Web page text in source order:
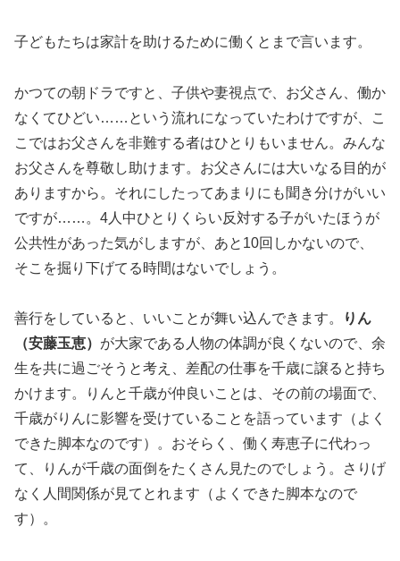
子どもたちは家計を助けるために働くとまで言います。
かつての朝ドラですと、子供や妻視点で、お父さん、働か
なくてひどい……という流れになっていたわけですが、こ
こではお父さんを非難する者はひとりもいません。みんな
お父さんを尊敬し助けます。お父さんには大いなる目的が
ありますから。それにしたってあまりにも聞き分けがいい
ですが……。4人中ひとりくらい反対する子がいたほうが
公共性があった気がしますが、あと10回しかないので、
そこを掘り下げてる時間はないでしょう。
善行をしていると、いいことが舞い込んできます。
りん
（安藤玉恵） が大家である人物の体調が良くないので、余
生を共に過ごそうと考え、差配の仕事を千歳に譲ると持ち
かけます。りんと千歳が仲良いことは、その前の場面で、
千歳がりんに影響を受けていることを語っています（よく
できた脚本なのです）。おそらく、働く寿恵子に代わっ
て、りんが千歳の面倒をたくさん見たのでしょう。さりげ
なく人間関係が見てとれます（よくできた脚本なので
す）。